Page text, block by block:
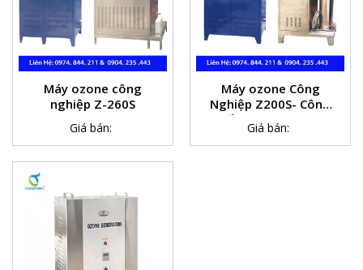
Máy ozone công
nghiệp Z-260S
Giá bán:
Máy ozone Công
Nghiệp Z200S- Công
suất Ozone 200g/h
Giá bán: